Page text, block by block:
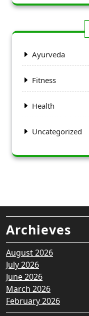
Ayurveda
Fitness
Health
Uncategorized
Archieves
August 2026
July 2026
June 2026
March 2026
February 2026